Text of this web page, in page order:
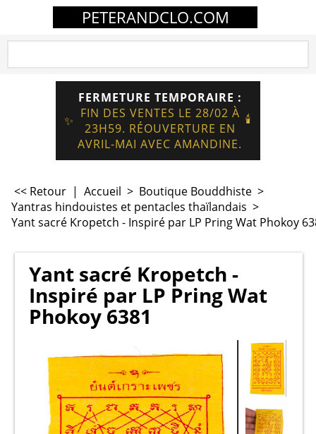
PETERANDCLO.COM
✨
FERMETURE TEMPORAIRE :
FIN DES VENTES LE 28/02 À
23H59. RÉOUVERTURE EN
AVRIL-MAI AVEC AMANDINE.
🕯️
<< Retour | Accueil > Boutique Bouddhiste >
Yantras hindouistes et pentacles thaïlandais >
Yant sacré Kropetch - Inspiré par LP Pring Wat Phokoy
Yant sacré Kropetch -
Inspiré par LP Pring Wat
Phokoy 6381